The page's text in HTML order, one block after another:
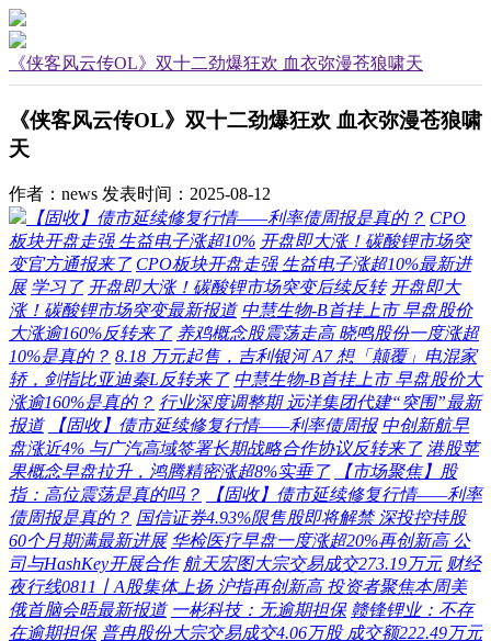
《侠客风云传OL》双十二劲爆狂欢 血衣弥漫苍狼啸天
《侠客风云传OL》双十二劲爆狂欢 血衣弥漫苍狼啸
天
作者：news 发表时间：2025-08-12
【固收】债市延续修复行情——利率债周报是真的？ CPO
板块开盘走强 生益电子涨超10% 开盘即大涨！碳酸锂市场突
变官方通报来了 CPO板块开盘走强 生益电子涨超10%最新进
展 学习了 开盘即大涨！碳酸锂市场突变后续反转 开盘即大
涨！碳酸锂市场突变最新报道 中慧生物-B首挂上市 早盘股价
大涨逾160%反转来了 养鸡概念股震荡走高 晓鸣股份一度涨超
10%是真的？ 8.18 万元起售，吉利银河 A7 想「颠覆」电混家
轿，剑指比亚迪秦L反转来了 中慧生物-B首挂上市 早盘股价大
涨逾160%是真的？ 行业深度调整期 远洋集团代建“突围”最新
报道
【固收】债市延续修复行情——利率债周报 中创新航早
盘涨近4% 与广汽高域签署长期战略合作协议反转来了 港股苹
果概念早盘拉升，鸿腾精密涨超8%实垂了
【市场聚焦】股
指：高位震荡是真的吗？
【固收】债市延续修复行情——利率
债周报是真的？ 国信证券4.93%限售股即将解禁 深投控持股
60个月期满最新进展 华检医疗早盘一度涨超20%再创新高 公
司与HashKey开展合作 航天宏图大宗交易成交273.19万元 财经
夜行线0811丨A股集体上扬 沪指再创新高 投资者聚焦本周美
俄首脑会晤最新报道 一彬科技：无逾期担保 赣锋锂业：不存
在逾期担保 普冉股份大宗交易成交4.06万股 成交额222.49万元